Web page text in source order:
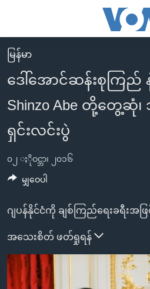
လွယ်ကူ
စေ
များ
ပင်မ
အကြောင်းအရာ
ကြည့်
ရန်
အ
မူလစာမျက်နှာ
မြန်မာ
ကမ္ဘာ့သတင်းများ
နိုင်ငံတကာ
တရုတ်
အစ္စရေး-ပါလက်စတိုင်း
ဗွီဒီယို
ရပ်ဝန်းတခု လမ်းတခု အလွန်
အင်္ဂလိပ်စာလေ့လာမယ်
အမေရိကန်သုံးအီဒီယံ
မကြေးမုံရဲ့ အင်္ဂလိပ်စာ
ရုပ်ရှင်ထဲက အင်္ဂလိပ်စာ
သုတပဒေသာ အင်္ဂလိပ်စာ
အပတ်စဉ်ကဏ္ဍများ
ရေဒီယို
တီဗွီ
ရေဒီယိုနှင့်ရုပ်သံ အချက်အလက်များ
ရေဒီယို/တီဗွီအစီအစဉ်
Learning English
မြန်မာ
ဒေါ်အောင်ဆန်းစုကြည်
Shinzo Abe တို့တွေ့ဆုံ
ရှင်းလင်းပွဲ
၀၂ ႏိုဝင္ဘာ၊ ၂၀၁၆
အသေးစိတ် ဖတ်ရှုရန်
မျှဝေပါ